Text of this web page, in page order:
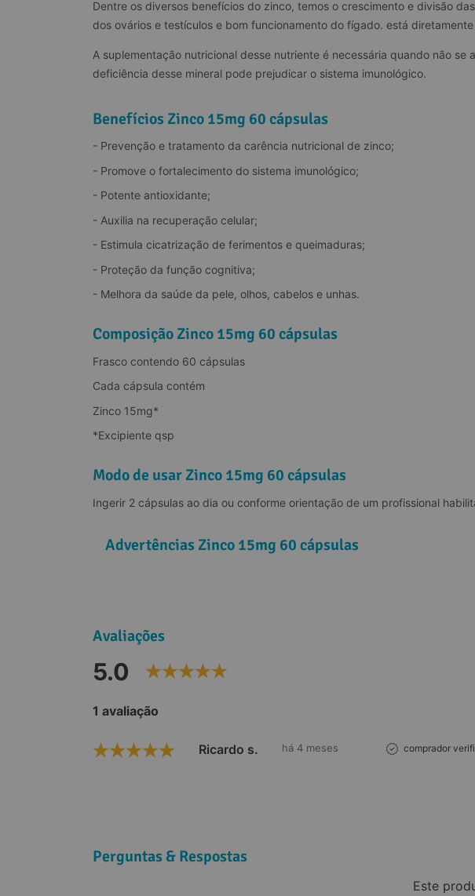
Dentre os diversos benefícios do zinco, temos o crescimento e divisão
dos ovários e testículos e bom funcionamento do fígado. está
A suplementação nutricional desse nutriente é necessária quando não
deficiência desse mineral pode prejudicar o sistema imunológico.
Benefícios Zinco 15mg 60 cápsulas
- Prevenção e tratamento da carência nutricional de zinco;
- Promove o fortalecimento do sistema imunológico;
- Potente antioxidante;
- Auxilia na recuperação celular;
- Estimula cicatrização de ferimentos e queimaduras;
- Proteção da função cognitiva;
- Melhora da saúde da pele, olhos, cabelos e unhas.
Composição Zinco 15mg 60 cápsulas
Frasco contendo 60 cápsulas
Cada cápsula contém
Zinco 15mg*
*Excipiente qsp
Modo de usar Zinco 15mg 60 cápsulas
Ingerir 2 cápsulas ao dia ou conforme orientação de um profissional
Advertências Zinco 15mg 60 cápsulas
Avaliações
5.0
1 avaliação
Ricardo s. há 4 meses comprador
Perguntas & Respostas
Este